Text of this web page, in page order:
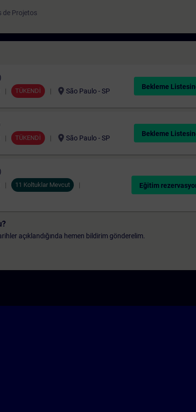
de Projetos
TÜKENDİ location_on São Paulo - SP
Bekleme
TÜKENDİ location_on São Paulo - SP
Bekleme
11 Koltuklar Mevcut Eğitim
açıklandığında hemen bildirim gönderelim.